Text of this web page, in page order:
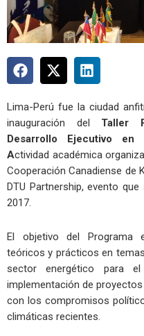
Lima-Perú fue la ciudad
inauguración del Taller
Desarrollo Ejecutivo en
Actividad académica
Cooperación Canadiense de
DTU Partnership, evento
2017.
El objetivo del Programa
teóricos y prácticos en
sector energético para
implementación de
con los compromisos
climáticas recientes.